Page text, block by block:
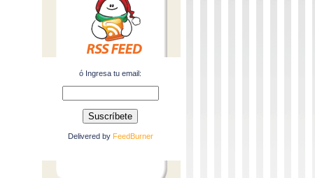
ó Ingresa tu email:
Delivered by FeedBurner